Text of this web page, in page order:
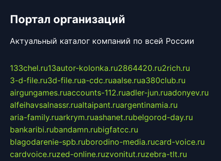
Портал организаций
Актуальный каталог компаний по всей России
133chel.ru13autor-kolonka.ru2864420.ru2rich.ru
3-d-file.ru3d-file.rua-cdc.ruaalse.rua380club.ru
airgungames.ruaccounts-112.ruadler-jun.ruadonyev.ru
alfeihavsalnassr.rualtaipant.ruargentinamia.ru
aria-family.ruarkrym.ruashanet.rubelgorod-day.ru
bankaribi.rubandamn.rubigfatcc.ru
blagodarenie-spb.ruborodino-media.rucard-voice.ru
cardvoice.ruzed-online.ruzvonitut.ruzebra-tlt.ru